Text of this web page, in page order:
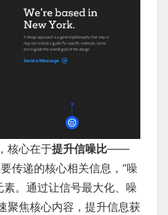
核心在于提升信噪比——
传递的核心相关信息，“噪
。通过让信号最大化、噪
聚焦核心内容，提升信息获